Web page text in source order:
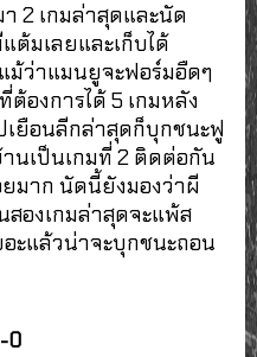
2 เกมล่าสุดและนัด
ต้มเลยและเก็บได้
ม้ว่าแมนยูจะฟอร์มอืดๆ
องการได้ 5 เกมหลัง
เยือนลีกล่าสุดก็บุกชนะฟู
นเป็นเกมที่ 2 ติดต่อกัน
มาก นัดนี้ยังมองว่าผี
องเกมล่าสุดจะแพ้ส
ะแล้วน่าจะบุกชนะถอน
0